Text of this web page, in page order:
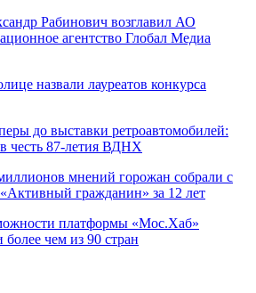
Рабинович возглавил АО
агентство Глобал Медиа
назвали лауреатов конкурса
до выставки ретроавтомобилей:
честь 87-летия ВДНХ
мнений горожан собрали с
гражданин» за 12 лет
платформы «Мос.Хаб»
чем из 90 стран